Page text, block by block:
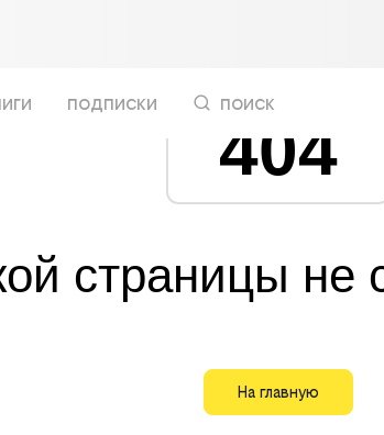
подписки поиск
404
страницы не
На главную